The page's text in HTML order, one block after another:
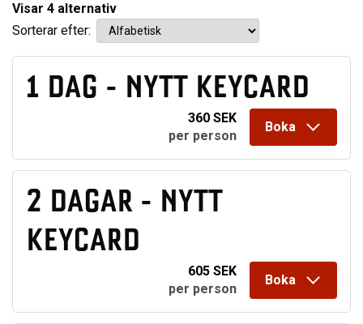
Visar 4 alternativ
Sorterar efter:
1 DAG - NYTT KEYCARD
360 SEK
per person
Boka
2 DAGAR - NYTT
KEYCARD
605 SEK
per person
Boka